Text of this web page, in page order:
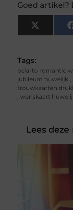
Goed artikel?
X
(Twitter)
Tags:
belarto romantic
jubileum huwelijk,
trouwkaarten
, wenskaart
Lees deze